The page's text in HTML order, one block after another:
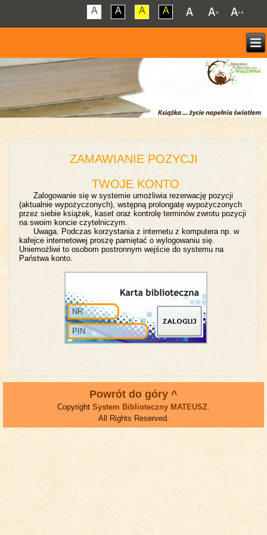
A A A A
ZAMAWIANIE POZYCJI
TWOJE KONTO
Zalogowanie się w systemie umożliwia rezerwację pozycji
(aktualnie wypożyczonych), wstępną prolongatę wypożyczonych
przez siebie książek, kaset oraz kontrolę terminów zwrotu pozycji
na swoim koncie czytelniczym.
Uwaga. Podczas korzystania z internetu z komputera np. w
kafejce internetowej proszę pamiętać o wylogowaniu się.
Uniemożliwi to osobom postronnym wejście do systemu na
Państwa konto.
Powrót do góry ^
Copyright System Biblioteczny MATEUSZ
All Rights Reserved.